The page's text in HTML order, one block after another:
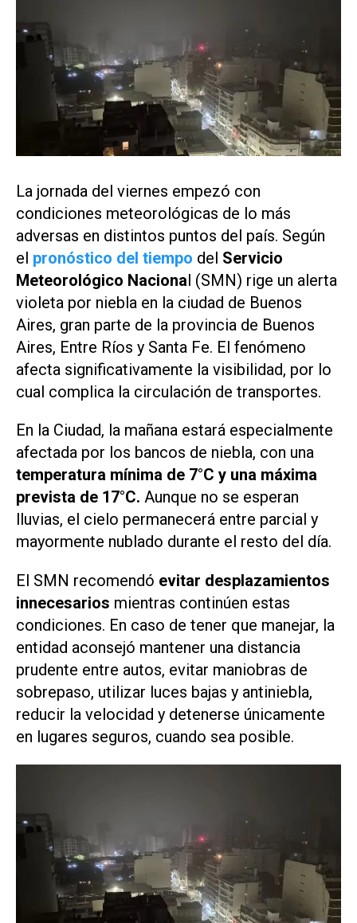
La jornada del viernes empezó con
condiciones meteorológicas de lo más
adversas en distintos puntos del país. Según
el pronóstico del tiempo del Servicio
Meteorológico Nacional (SMN) rige un alerta
violeta por niebla en la ciudad de Buenos
Aires, gran parte de la provincia de Buenos
Aires, Entre Ríos y Santa Fe. El fenómeno
afecta significativamente la visibilidad, por lo
cual complica la circulación de transportes.
En la Ciudad, la mañana estará especialmente
afectada por los bancos de niebla, con una
temperatura mínima de 7°C y una máxima
prevista de 17°C. Aunque no se esperan
lluvias, el cielo permanecerá entre parcial y
mayormente nublado durante el resto del día.
El SMN recomendó evitar desplazamientos
innecesarios mientras continúen estas
condiciones. En caso de tener que manejar, la
entidad aconsejó mantener una distancia
prudente entre autos, evitar maniobras de
sobrepaso, utilizar luces bajas y antiniebla,
reducir la velocidad y detenerse únicamente
en lugares seguros, cuando sea posible.